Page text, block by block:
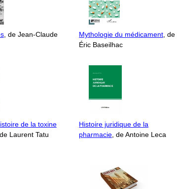
, de Jean-Claude
Mythologie du médicament, de
Éric Baseilhac
de la toxine
Laurent Tatu
Histoire juridique de la
pharmacie, de Antoine Leca